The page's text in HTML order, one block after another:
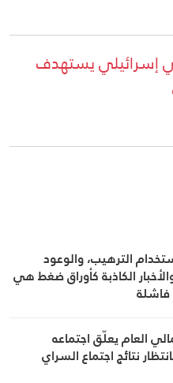
إسرائيلي يستهدف
الترهيب، والوعود
الكاذبة كأوراق ضغط هي
فاشلة
العام يعلّق اجتماعه
نتائج اجتماع السراي